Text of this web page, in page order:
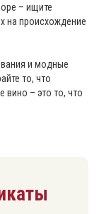
– ищите
на происхождение
и модные
то, что
вино – это то, что